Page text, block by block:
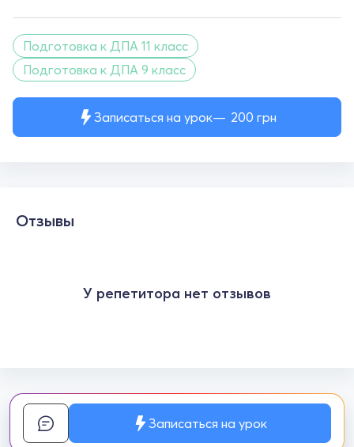
Записаться на урок 200 грн
Подготовка к ДПА 11 класс
Подготовка к ДПА 9 класс
Отзывы
У репетитора нет отзывов
Записаться на урок